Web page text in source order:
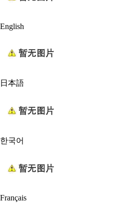
English
日本語
한국어
Français